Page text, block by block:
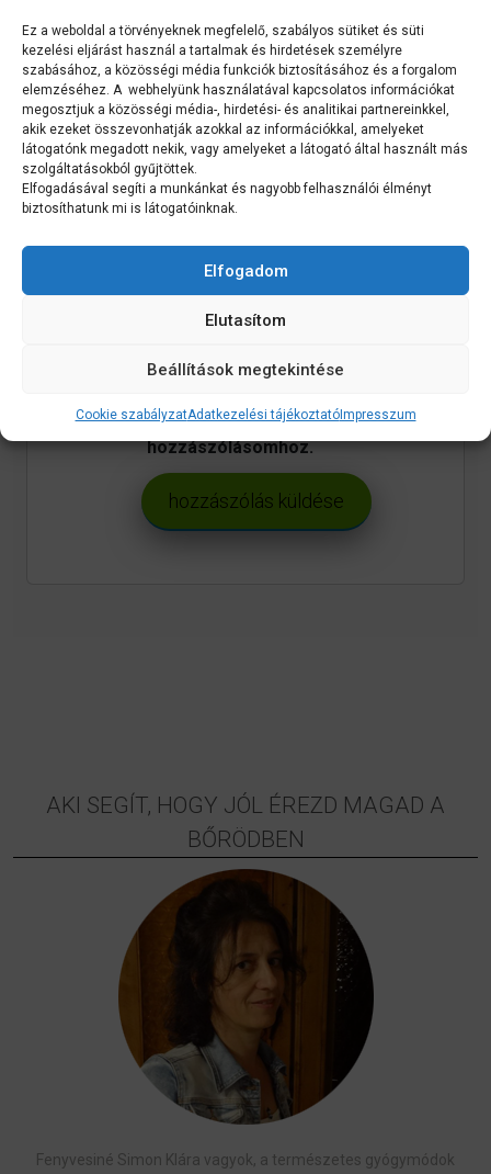
Ez a weboldal a törvényeknek megfelelő, szabályos sütiket és süti
kezelési eljárást használ a tartalmak és hirdetések személyre
szabásához, a közösségi média funkciók biztosításához és a forgalom
elemzéséhez. A webhelyünk használatával kapcsolatos információkat
megosztjuk a közösségi média-, hirdetési- és analitikai partnereinkkel,
akik ezeket összevonhatják azokkal az információkkal, amelyeket
látogatónk megadott nekik, vagy amelyeket a látogató által használt más
szolgáltatásokból gyűjtöttek.
Elfogadásával segíti a munkánkat és nagyobb felhasználói élményt
biztosíthatunk mi is látogatóinknak.
Elfogadom
Elutasítom
Beállítások megtekintése
Cookie szabályzatAdatkezelési tájékoztatóImpresszum
Név*
Email*
A nevem, e-mail címem, és
böngészőben a következő
hozzászólásomhoz.
AKI SEGÍT, HOGY JÓL ÉREZD MAGAD A
BŐRÖDBEN
Fenyvesiné Simon Klára vagyok, a természetes gyógymódok